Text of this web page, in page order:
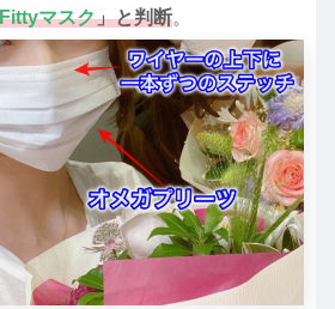
Fittyマスク」と判断。